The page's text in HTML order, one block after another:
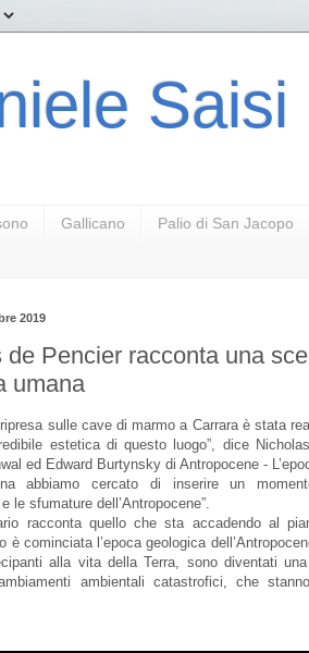
Saisi
Gallicano Palio di San Jacopo
2019
de Pencier racconta una
umana
sulle cave di marmo a Carrara è stata
estetica di questo luogo”, dice
ed Edward Burtynsky di Antropocene -
abbiamo cercato di inserire un
le sfumature dell’Antropocene”.
racconta quello che sta accadendo al
è cominciata l’epoca geologica
alla vita della Terra, sono diventati
ambientali catastrofici, che